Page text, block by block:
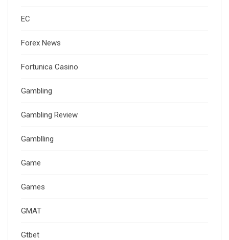
EC
Forex News
Fortunica Casino
Gambling
Gambling Review
Gamblling
Game
Games
GMAT
Gtbet